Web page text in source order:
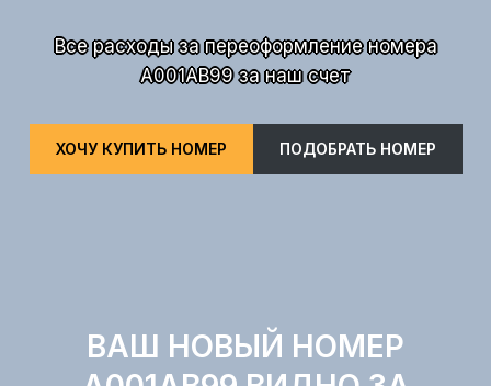
Все расходы за переоформление номера
А001АВ99 за наш счет
ХОЧУ КУПИТЬ НОМЕР ПОДОБРАТЬ НОМЕР
ВАШ НОВЫЙ НОМЕР